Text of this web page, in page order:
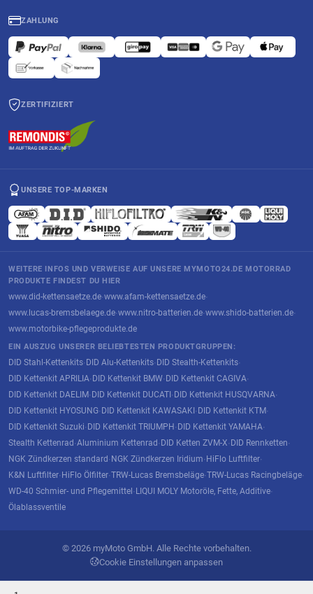
ZAHLUNG
ZERTIFIZIERT
UNSERE TOP-MARKEN
WEITERE INFOS UND VERWEISE AUF UNSERE MYMOTO24.DE MOTORRAD
PRODUKTE FINDEST DU HIER
www.did-kettensaetze.de·www.afam-kettensaetze.de·
www.lucas-bremsbelaege.de·www.nitro-batterien.de·www.shido-batterien.de·
www.motorbike-pflegeprodukte.de
EIN AUSZUG UNSERER BELIEBTESTEN PRODUKTGRUPPEN:
DID Stahl-Kettenkits· DID Alu-Kettenkits· DID Stealth-Kettenkits·
DID Kettenkit APRILIA· DID Kettenkit BMW· DID Kettenkit CAGIVA·
DID Kettenkit DAELIM· DID Kettenkit DUCATI· DID Kettenkit HUSQVARNA·
DID Kettenkit HYOSUNG· DID Kettenkit KAWASAKI· DID Kettenkit KTM·
DID Kettenkit Suzuki· DID Kettenkit TRIUMPH· DID Kettenkit YAMAHA·
Stealth Kettenrad·Aluminium Kettenrad· DID Ketten ZVM-X· DID Rennketten·
NGK Zündkerzen standard· NGK Zündkerzen Iridium· HiFlo Luftfilter·
K&N Luftfilter· HiFlo Ölfilter·TRW-Lucas Bremsbeläge·TRW-Lucas Racingbeläge·
WD-40 Schmier- und Pflegemittel· LIQUI MOLY Motoröle, Fette, Additive·
Ölablassventile
© 2026 myMoto GmbH. Alle Rechte vorbehalten.
Cookie Einstellungen anpassen